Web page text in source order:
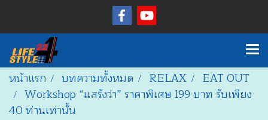
หน้าแรก บทความทั้งหมด RELAX
EAT OUT
Workshop “แสร้งว่า” ราคาพิเศษ 199 บาท รับเพียง
40 ท่านเท่านั้น